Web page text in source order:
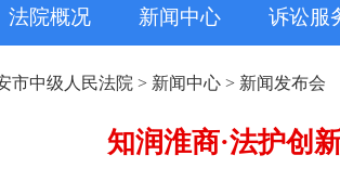
法院概况 新闻中心 诉讼服
市中级人民法院 > 新闻中心 > 新闻发布会
知润淮商·法护创